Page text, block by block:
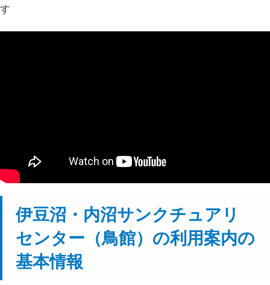
す
伊豆沼・内沼サンクチュアリ
センター（鳥館）の利用案内の
基本情報